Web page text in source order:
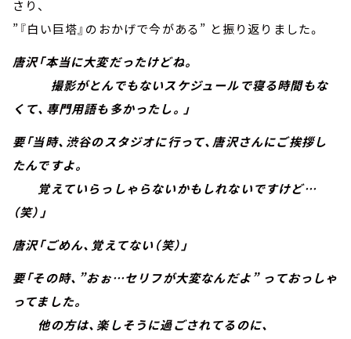
さり、
”『白い巨塔』のおかげで今がある” と振り返りました。
唐沢「本当に大変だったけどね。
撮影がとんでもないスケジュールで寝る時間もな
くて、専門用語も多かったし。」
要「当時、渋谷のスタジオに行って、唐沢さんにご挨拶し
たんですよ。
覚えていらっしゃらないかもしれないですけど…
（笑）」
唐沢「ごめん、覚えてない（笑）」
要「その時、”おぉ…セリフが大変なんだよ” っておっしゃ
ってました。
他の方は、楽しそうに過ごされてるのに、